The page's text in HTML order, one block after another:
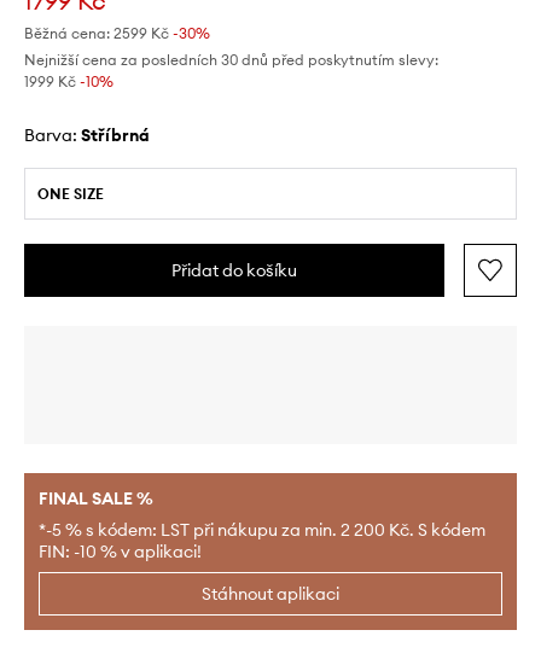
Běžná cena: 2599 Kč -30%
Nejnižší cena za posledních 30 dnů před poskytnutím slevy:
1999 Kč -10%
Barva: stříbrná
ONE SIZE
Přidat do košíku
FINAL SALE %
*-5 % s kódem: LST při nákupu za min. 2 200 Kč. S kódem
FIN: -10 % v aplikaci!
Stáhnout aplikaci